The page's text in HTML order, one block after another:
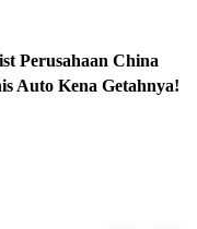
Penghargaan
Perusahaan China
Auto Kena Getahnya!